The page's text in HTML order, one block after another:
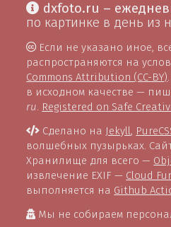
dxfoto.ru –
по картинке в день из
Если не указано иное,
распространяются на
Commons Attribution (CC-BY)
в исходном качестве —
ru Registered on Safe
Сделано на Jekyll,
волшебных пузырьках.
Хранилище для всего —
извлечение EXIF — Cloud
выполняется на Github
Мы не собираем